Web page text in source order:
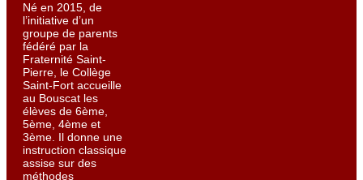
Né en 2015, de
l’initiative d’un
groupe de parents
fédéré par la
Fraternité Saint-
Pierre, le Collège
Saint-Fort accueille
au Bouscat les
élèves de 6ème,
5ème, 4ème et
3ème. Il donne une
instruction classique
assise sur des
méthodes